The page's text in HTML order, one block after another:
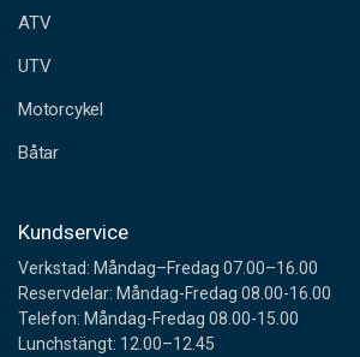
s
s
ATV
UTV
Motorcykel
Båtar
Kundservice
Verkstad: Måndag–Fredag 07.00–16.00
Reservdelar: Måndag-Fredag 08.00-16.00
Telefon: Måndag-Fredag 08.00-15.00
Lunchstängt: 12.00–12.45